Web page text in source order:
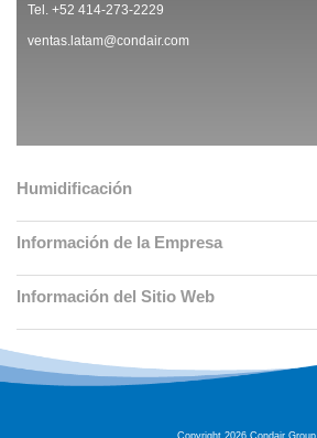
Tel. +52 414-273-2229
ventas.latam@condair.com
Humidificación
Información de la Empresa
Información del Sitio Web
Copyright 2026 Condair Group